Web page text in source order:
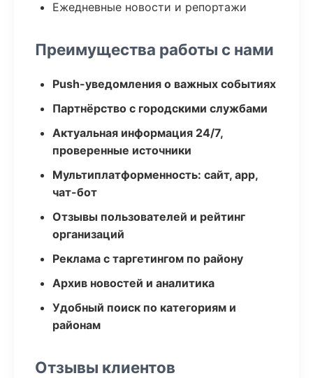
Ежедневные новости и репортажи
Преимущества работы с нами
Push-уведомления о важных событиях
Партнёрство с городскими службами
Актуальная информация 24/7,
проверенные источники
Мультиплатформенность: сайт, app,
чат-бот
Отзывы пользователей и рейтинг
организаций
Реклама с таргетингом по району
Архив новостей и аналитика
Удобный поиск по категориям и
районам
Отзывы клиентов